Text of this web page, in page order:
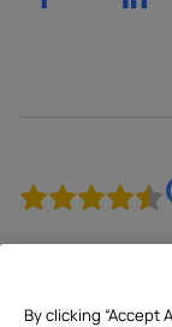
By clicking “Accept